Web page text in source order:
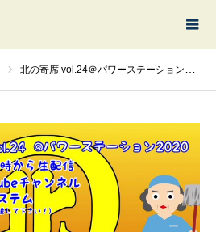
北の寄席 vol.24＠パワーステーション2020